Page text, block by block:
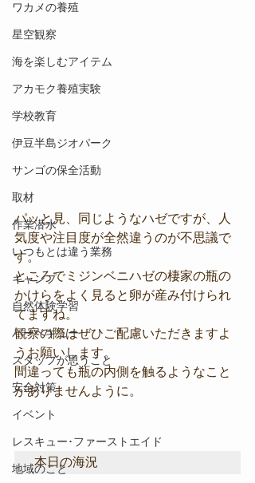
ワカメの養殖
星空観察
海を楽しむアイテム
アカモク養殖実験
学校教育
伊豆半島ジオパーク
サンゴの保全活動
取材
作業潜水
いつもとは違う業務
キャンプ
自然体験学習
バーベキュー
スタッフが思うこと
安全対策
イベント
レスキュー･ファーストエイド
地域のこと
パッと見、同じようなハゼですが、人
気度や注目度が全然違うのが不思議で
す。
ところでミジンベニハゼの棲家の瓶の
かけらをよく見ると卵が産み付けられ
てますね。
観察の際はぜひご配慮いただきますよ
うお願いします。
間違っても瓶の内側を触るようなこと
がありませんように。
本日の海況